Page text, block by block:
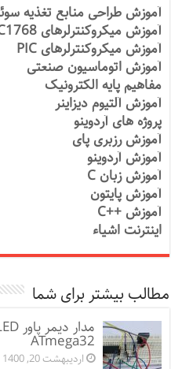
آموزش طراحی منابع تغذیه
آموزش میکروکنترلرهای LPC1768
آموزش میکروکنترلرهای PIC
آموزش اتوماسیون صنعتی
مفاهیم پایه الکترونیک
آموزش آلتیوم دیزاینر
پروژه های آردوینو
آموزش رزبری پای
آموزش آردوینو
آموزش زبان C
آموزش پایتون
آموزش ++C
اینترنت اشیاء
مطالب بیشتر برای شما
ATmega32
اردیبهشت 20, 1400